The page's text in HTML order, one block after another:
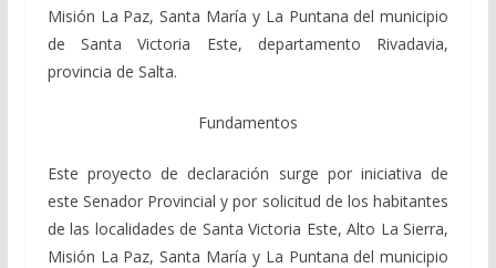
Misión La Paz, Santa María y La Puntana del municipio
de Santa Victoria Este, departamento Rivadavia,
provincia de Salta.
Fundamentos
Este proyecto de declaración surge por iniciativa de
este Senador Provincial y por solicitud de los habitantes
de las localidades de Santa Victoria Este, Alto La Sierra,
Misión La Paz, Santa María y La Puntana del municipio